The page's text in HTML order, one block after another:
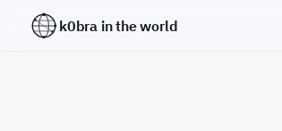
k0bra in the world